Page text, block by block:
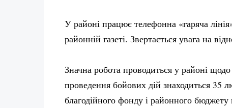
У районі працює телефонна «гаряча
районній газеті. Звертається увага на
Значна робота проводиться у районі
проведення бойових дій знаходиться 35
благодійного фонду і районного